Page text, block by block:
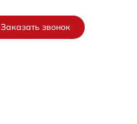
Заказать звонок